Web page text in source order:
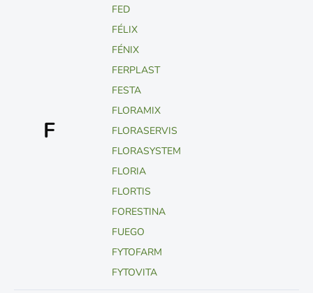
F
FED
FÉLIX
FÉNIX
FERPLAST
FESTA
FLORAMIX
FLORASERVIS
FLORASYSTEM
FLORIA
FLORTIS
FORESTINA
FUEGO
FYTOFARM
FYTOVITA